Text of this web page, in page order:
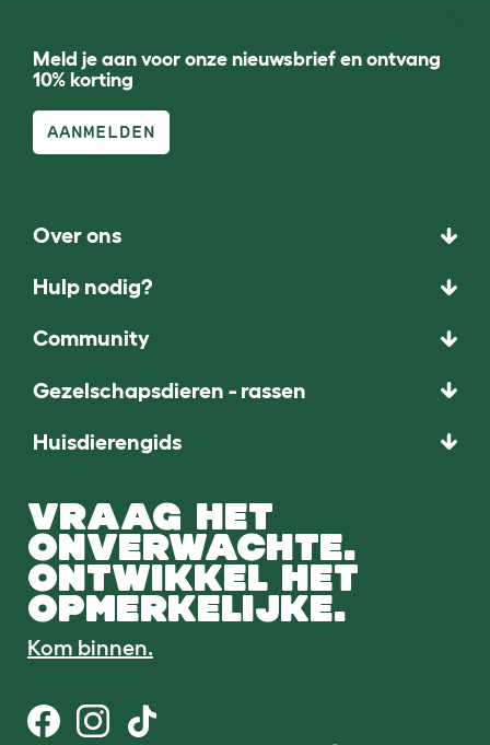
Meld je aan voor onze nieuwsbrief en ontvang
10% korting
AANMELDEN
Over ons
Hulp nodig?
Community
Gezelschapsdieren - rassen
Huisdierengids
VRAAG HET
ONVERWACHTE.
ONTWIKKEL HET
OPMERKELIJKE.
Kom binnen.